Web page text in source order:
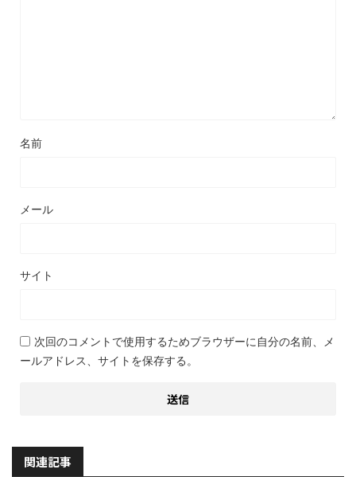
名前
メール
サイト
次回のコメントで使用するためブラウザーに自分の名前、メ
ールアドレス、サイトを保存する。
関連記事